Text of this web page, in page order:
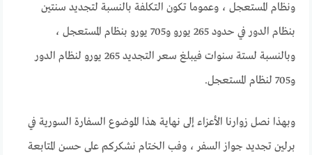
ونظام المستعجل ، وعموما تكون التكلفة بالنسبة لتجديد سنتين
بنظام الدور في حدود 265 يورو و705 يورو بنظام المستعجل ،
وبالنسبة لستة سنوات فيبلغ سعر التجديد 265 يورو لنظام الدور
و705 لنظام المستعجل.
وبهذا نصل زوارنا الأعزاء إلى نهاية هذا الموضوع السفارة السورية في
برلين تجديد جواز السفر ، وفب الختام نشكركم على حسن المتابعة